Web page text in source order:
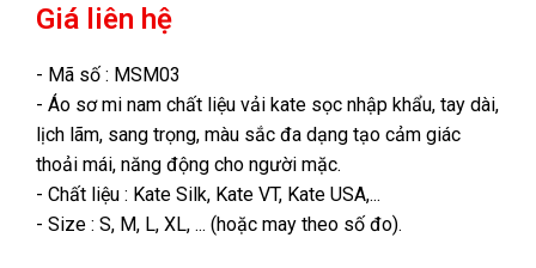
Giá liên hệ
- Mã số : MSM03
- Áo sơ mi nam chất liệu vải kate sọc nhập khẩu, tay dài,
lịch lãm, sang trọng, màu sắc đa dạng tạo cảm giác
thoải mái, năng động cho người mặc.
- Chất liệu : Kate Silk, Kate VT, Kate USA,...
- Size : S, M, L, XL, ... (hoặc may theo số đo).